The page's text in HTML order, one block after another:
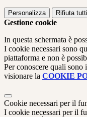
Personalizza Rifiuta tutti
Gestione cookie
In questa schermata è
I cookie necessari sono
piattaforma e non è
Per conoscere quali sono
visionare la COOKIE
Cookie necessari per il
I cookie necessari per il